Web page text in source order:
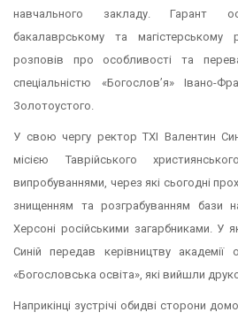
навчального закладу. Гарант
бакалаврському та магістерському
розповів про особливості та
спеціальністю «Богослов’я» Івано-
Золотоустого.
У свою чергу ректор ТХІ Валентин
місією Таврійського
випробуваннями, через які сьогодні
знищенням та розграбуванням бази
Херсоні російськими загарбниками. У
Синій передав керівництву академії
«Богословська освіта», які вийшли
Наприкінці зустрічі обидві сторони